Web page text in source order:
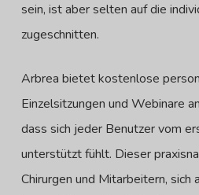
sein, ist aber selten auf die
zugeschnitten.
Arbrea bietet kostenlose
Einzelsitzungen und Webinare
dass sich jeder Benutzer vom
unterstützt fühlt. Dieser
Chirurgen und Mitarbeitern, sich